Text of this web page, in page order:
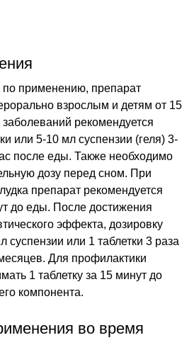
по применению, препарат
взрослым и детям от 15
рекомендуется
или 5-10 мл суспензии (геля) 3-
после еды. Также необходимо
дозу перед сном. При
препарат рекомендуется
до еды. После достижения
эффекта, дозировку
суспензии или 1 таблетки 3 раза
Для профилактики
1 таблетку за 15 минут до
компонента.
во время